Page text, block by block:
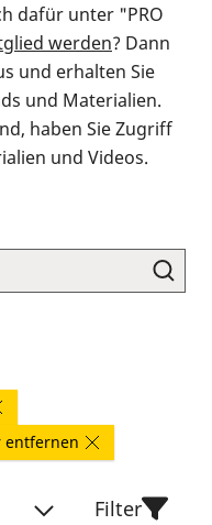
dafür unter "PRO
werden? Dann
und erhalten Sie
und Materialien.
haben Sie Zugriff
und Videos.
entfernen
Filter